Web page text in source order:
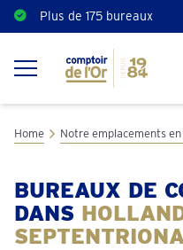
Plus de 175 bureaux
Home Notre emplacements
BUREAUX DE
DANS